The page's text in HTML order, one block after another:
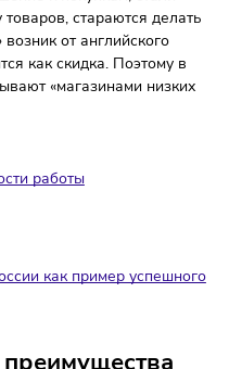
к покупкам, стали
товаров, стараются
как скидка. Поэтому
«магазинами
работы